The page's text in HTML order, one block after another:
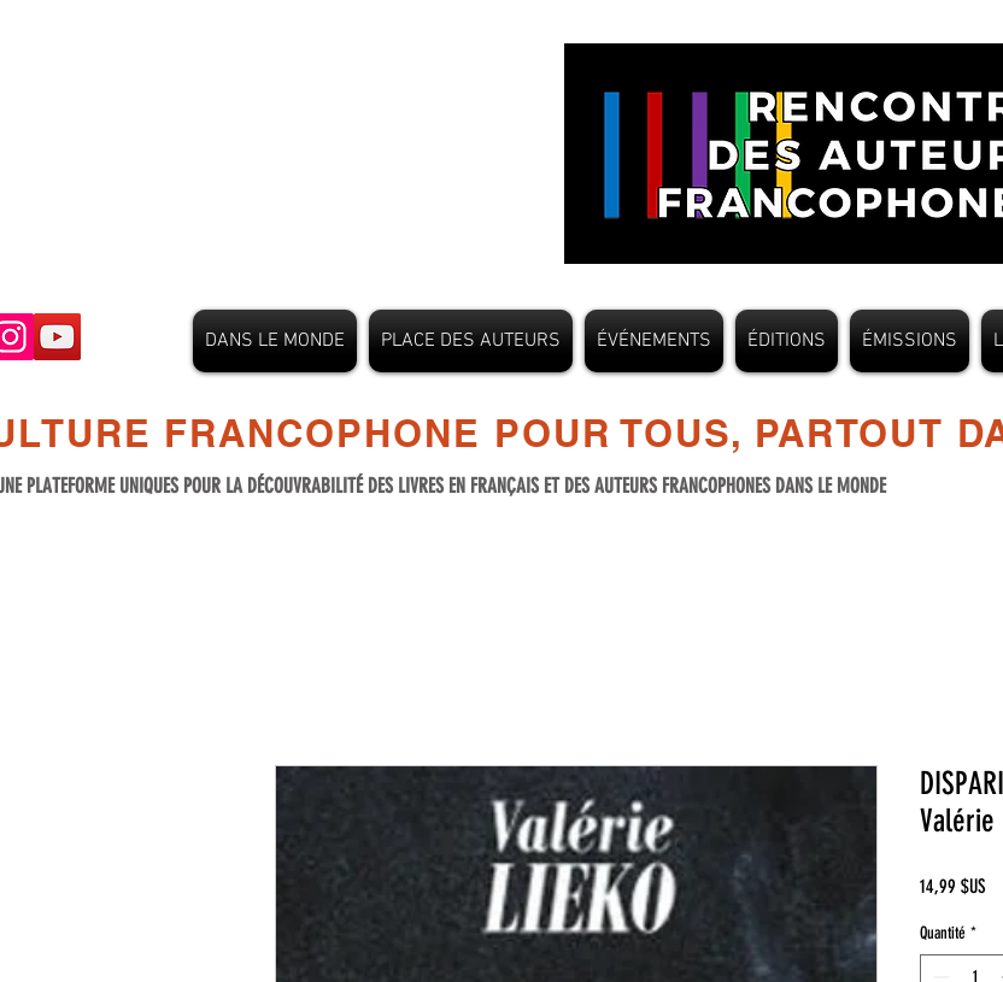
DANS LE MONDE PLACE DES AUTEURS ÉVÉNEMENTS ÉDITIONS ÉMISSIONS
FRANCOPHONE POUR TOUS, PARTOUT
PLATEFORME UNIQUES POUR LA DÉCOUVRABILITÉ DES LIVRES EN FRANÇAIS ET DES AUTEURS FRANCOPHONES DANS LE MONDE
Valérie
14,99 $US
Quantité *